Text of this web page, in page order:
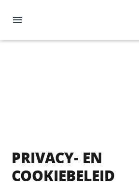
PRIVACY- EN
COOKIEBELEID